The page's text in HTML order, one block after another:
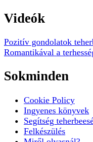
Videók
Pozitív gondolatok
Romantikával a
Sokminden
Cookie Policy
Ingyenes könyvek
Segítség
Felkészülés